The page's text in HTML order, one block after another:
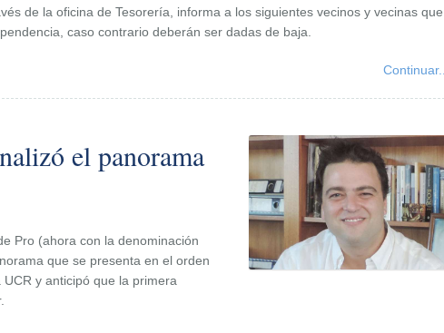
de la oficina de Tesorería, informa a los siguientes vecinos y vecinas que
caso contrario deberán ser dadas de baja.
Continuar...
el panorama
Pro (ahora con la denominación
que se presenta en el orden
y anticipó que la primera